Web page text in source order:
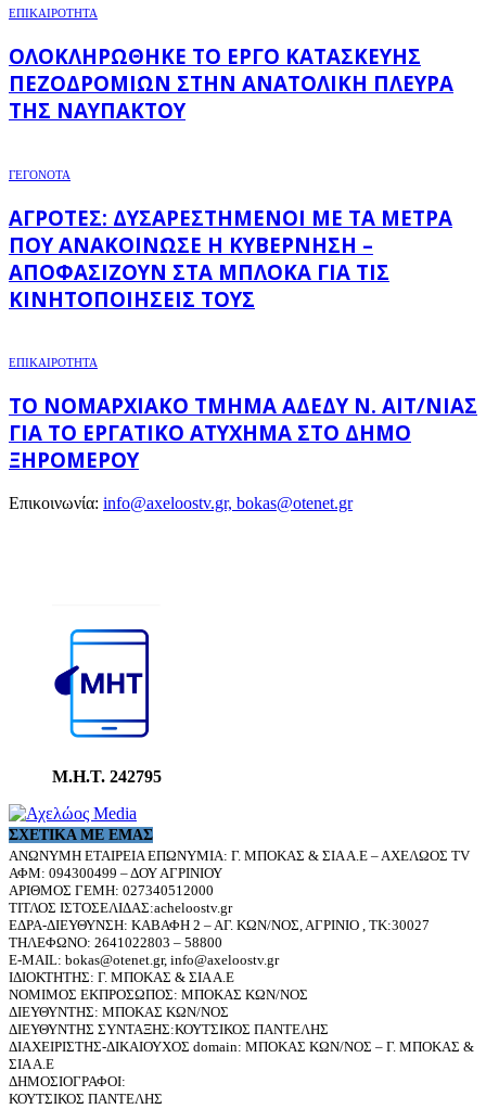
ΕΠΙΚΑΙΡΟΤΗΤΑ
ΟΛΟΚΛΗΡΏΘΗΚΕ ΤΟ ΈΡΓΟ ΚΑΤΑΣΚΕΥΉΣ
ΠΕΖΟΔΡΟΜΊΩΝ ΣΤΗΝ ΑΝΑΤΟΛΙΚΉ ΠΛΕΥΡΆ
ΤΗΣ ΝΑΥΠΆΚΤΟΥ
ΓΕΓΟΝΟΤΑ
ΑΓΡΌΤΕΣ: ΔΥΣΑΡΕΣΤΗΜΈΝΟΙ ΜΕ ΤΑ ΜΈΤΡΑ
ΠΟΥ ΑΝΑΚΟΊΝΩΣΕ Η ΚΥΒΈΡΝΗΣΗ –
ΑΠΟΦΑΣΊΖΟΥΝ ΣΤΑ ΜΠΛΌΚΑ ΓΙΑ ΤΙΣ
ΚΙΝΗΤΟΠΟΙΉΣΕΙΣ ΤΟΥΣ
ΕΠΙΚΑΙΡΟΤΗΤΑ
ΤΟ ΝΟΜΑΡΧΙΑΚΌ ΤΜΉΜΑ ΑΔΕΔΥ Ν. ΑΙΤ/ΝΊΑΣ
ΓΙΑ ΤΟ ΕΡΓΑΤΙΚΌ ΑΤΎΧΗΜΑ ΣΤΟ ΔΉΜΟ
ΞΗΡΟΜΈΡΟΥ
Επικοινωνία: info@axeloostv.gr, bokas@otenet.gr
Μ.Η.Τ. 242795
ΣΧΕΤΙΚΆ ΜΕ ΕΜΆΣ
ΑΝΩΝΥΜΗ ΕΤΑΙΡΕΙΑ ΕΠΩΝΥΜΙΑ: Γ. ΜΠΟΚΑΣ & ΣΙΑ Α.Ε – ΑΧΕΛΩΟΣ TV
ΑΦΜ: 094300499 – ΔΟΥ ΑΓΡΙΝΙΟΥ
ΑΡΙΘΜΟΣ ΓΕΜΗ: 027340512000
ΤΙΤΛΟΣ ΙΣΤΟΣΕΛΙΔΑΣ:acheloostv.gr
ΕΔΡΑ-ΔΙΕΥΘΥΝΣΗ: ΚΑΒΑΦΗ 2 – ΑΓ. ΚΩΝ/ΝΟΣ, ΑΓΡΙΝΙΟ , ΤΚ:30027
ΤΗΛΕΦΩΝΟ: 2641022803 – 58800
E-MAIL: bokas@otenet.gr, info@axeloostv.gr
ΙΔΙΟΚΤΗΤΗΣ: Γ. ΜΠΟΚΑΣ & ΣΙΑ Α.Ε
ΝΟΜΙΜΟΣ ΕΚΠΡΟΣΩΠΟΣ: ΜΠΟΚΑΣ ΚΩΝ/ΝΟΣ
ΔΙΕΥΘΥΝΤΗΣ: ΜΠΟΚΑΣ ΚΩΝ/ΝΟΣ
ΔΙΕΥΘΥΝΤΗΣ ΣΥΝΤΑΞΗΣ:ΚΟΥΤΣΙΚΟΣ ΠΑΝΤΕΛΗΣ
ΔΙΑΧΕΙΡΙΣΤΗΣ-ΔΙΚΑΙΟΥΧΟΣ domain: ΜΠΟΚΑΣ ΚΩΝ/ΝΟΣ – Γ. ΜΠΟΚΑΣ &
ΣΙΑ Α.Ε
ΔΗΜΟΣΙΟΓΡΑΦΟΙ:
ΚΟΥΤΣΙΚΟΣ ΠΑΝΤΕΛΗΣ